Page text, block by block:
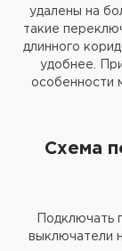
удалены на
такие
длинного
удобнее.
особенности
Схема
Подключать
выключатели